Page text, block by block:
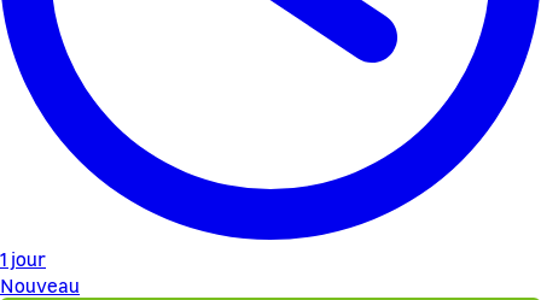
1 jour
Nouveau